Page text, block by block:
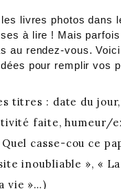
les livres photos dans
à lire ! Mais
au rendez-vous.
pour remplir vos
titres : date du
faite, humeur/
Quel casse-cou ce
inoubliable », «
vie »…)